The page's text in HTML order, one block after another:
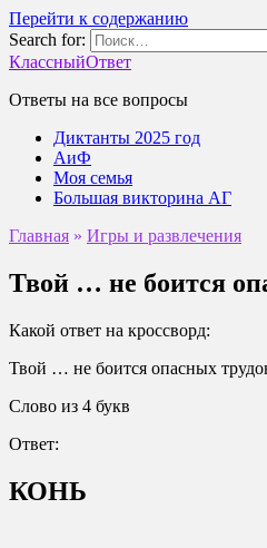
Перейти к содержанию
Search for:
КлассныйОтвет
Ответы на все вопросы
Диктанты 2025 год
АиФ
Моя семья
Большая викторина АГ
Главная » Игры и развлечения
Твой … не боится
Какой ответ на кроссворд:
Твой … не боится опасных
Слово из 4 букв
Ответ:
КОНЬ